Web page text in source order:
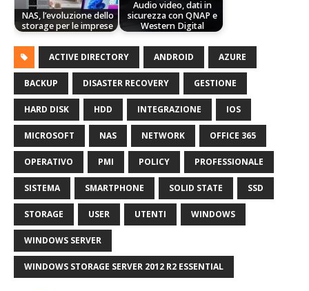
NAS, l’evoluzione dello
storage per le imprese
Audio video, dati in
sicurezza con QNAP e
Western Digital
ACTIVE DIRECTORY ANDROID AZURE
BACKUP DISASTER RECOVERY GESTIONE
HARD DISK HDD INTEGRAZIONE IOS
MICROSOFT NAS NETWORK OFFICE 365
OPERATIVO PMI POLICY PROFESSIONALE
SISTEMA SMARTPHONE SOLID STATE SSD
STORAGE USER UTENTI WINDOWS
WINDOWS SERVER
WINDOWS STORAGE SERVER 2012 R2 ESSENTIAL